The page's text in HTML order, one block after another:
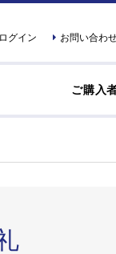
ログイン お問い合わ
ご購入